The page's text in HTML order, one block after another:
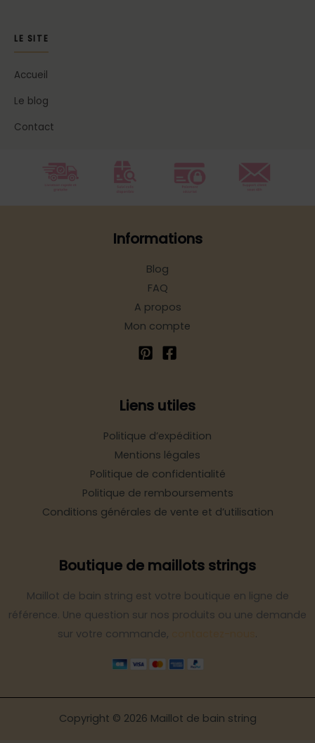
LE SITE
Accueil
Le blog
Contact
Informations
Blog
FAQ
A propos
Mon compte
Liens utiles
Politique d’expédition
Mentions légales
Politique de confidentialité
Politique de remboursements
Conditions générales de vente et d’utilisation
Boutique de maillots strings
Maillot de bain string est votre boutique en ligne de
référence. Une question sur nos produits ou une demande
sur votre commande,
.
Copyright © 2026 Maillot de bain string